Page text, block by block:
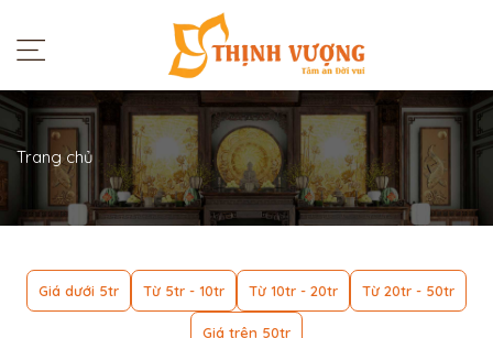
Trang chủ
Giá dưới 5tr Từ 5tr - 10tr Từ 10tr - 20tr Từ 20tr - 50tr
Giá trên 50tr